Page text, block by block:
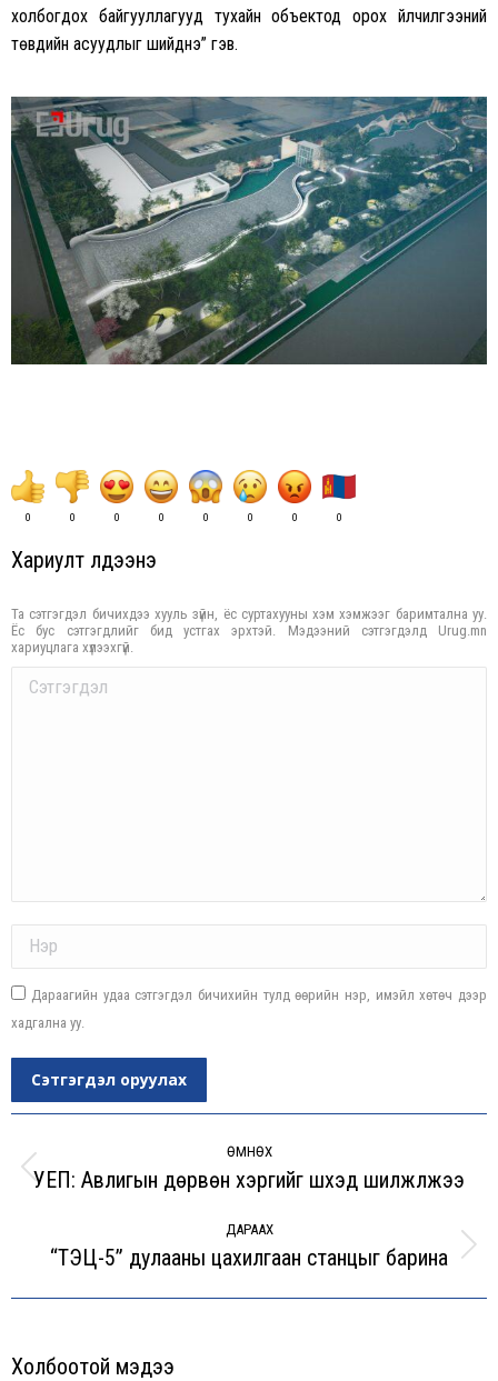
холбогдох байгууллагууд тухайн объектод орох үйлчилгээний
төвүүдийн асуудлыг шийднэ” гэв.
0 0 0 0 0 0 0 0
Хариулт үлдээнэ үү
Та сэтгэгдэл бичихдээ хууль зүйн, ёс суртахууны хэм хэмжээг баримтална уу.
Ёс бус сэтгэгдлийг бид устгах эрхтэй. Мэдээний сэтгэгдэлд Urug.mn
хариуцлага хүлээхгүй.
Comment
Дараагийн удаа сэтгэгдэл бичихийн тулд өөрийн нэр, имэйл хөтөч дээр
хадгална уу.
Сэтгэгдэл оруулах
navigation
ӨМНӨХ
Previous
УЕП: Авлигын дөрвөн хэргийг шүүхэд шилжүүлжээ
ДАРААХ
Next
“ТЭЦ-5” дулааны цахилгаан станцыг барина
Холбоотой мэдээ